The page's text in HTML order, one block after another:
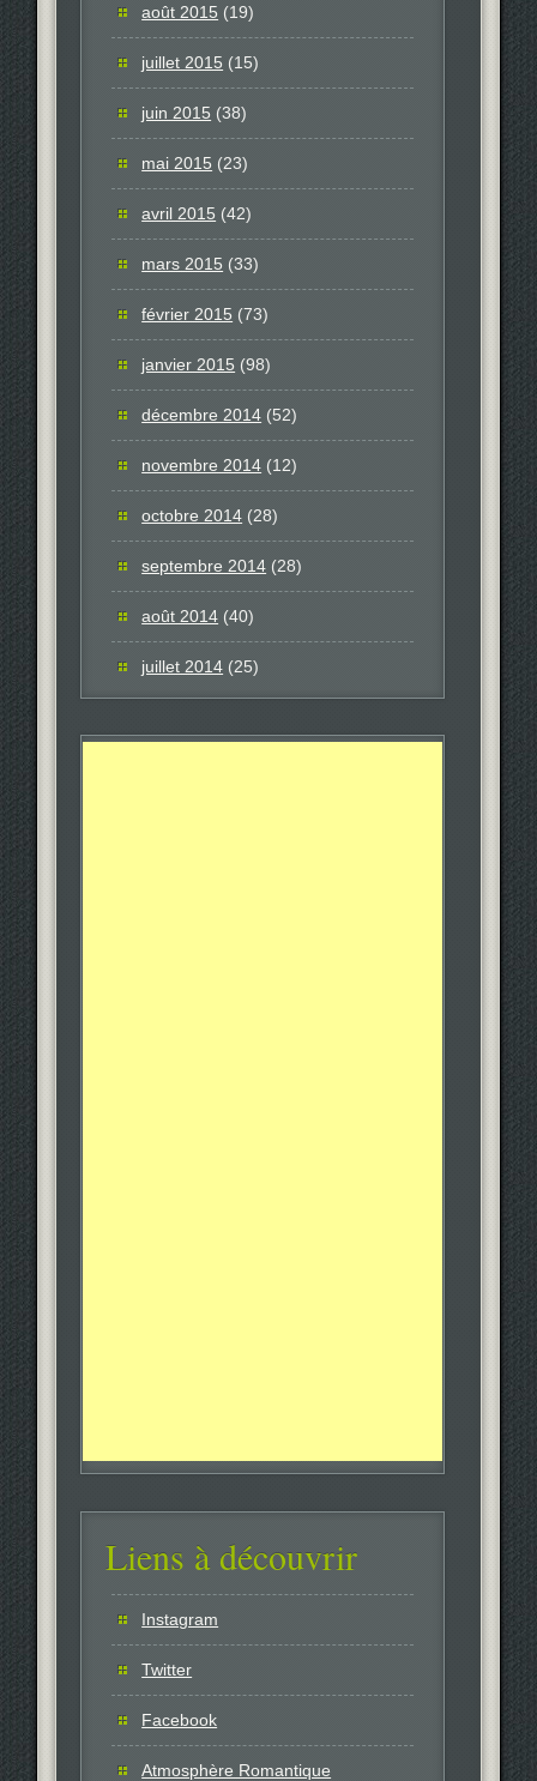
août 2015 (19)
juillet 2015 (15)
juin 2015 (38)
mai 2015 (23)
avril 2015 (42)
mars 2015 (33)
février 2015 (73)
janvier 2015 (98)
décembre 2014 (52)
novembre 2014 (12)
octobre 2014 (28)
septembre 2014 (28)
août 2014 (40)
juillet 2014 (25)
Liens à découvrir
Instagram
Twitter
Facebook
Atmosphère Romantique